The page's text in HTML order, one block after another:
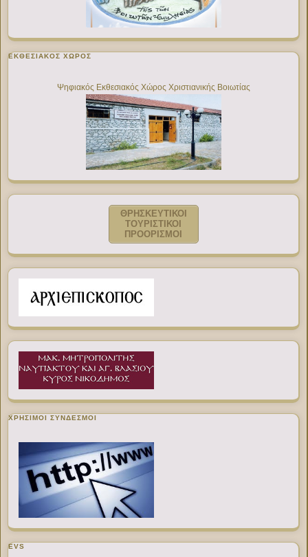
ΕΚΘΕΣΙΑΚΌΣ ΧΏΡΟΣ
Ψηφιακός Εκθεσιακός Χώρος Χριστιανικής Βοιωτίας
ΘΡΗΣΚΕΥΤΙΚΟΙ
ΤΟΥΡΙΣΤΙΚΟΙ
ΠΡΟΟΡΙΣΜΟΙ
ΧΡΉΣΙΜΟΙ ΣΎΝΔΕΣΜΟΙ
EVS